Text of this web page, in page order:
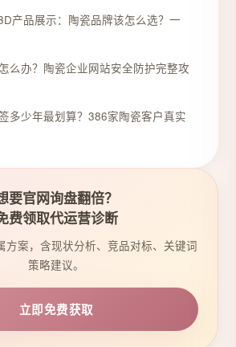
产品展示：陶瓷品牌该怎么选？一
么办？陶瓷企业网站安全防护完整攻
多少年最划算？386家陶瓷客户真实
要官网询盘翻倍？
费领取代运营诊断
方案，含现状分析、竞品对标、关键词
策略建议。
立即免费获取